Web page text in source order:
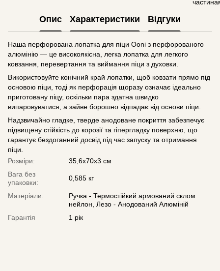
Опис Характеристики Відгуки
Наша перфорована лопатка для піци Ooni з перфорованого
алюмінію — це високоякісна, легка лопатка для легкого
ковзання, перевертання та виймання піци з духовки.
Використовуйте конічний край лопатки, щоб ковзати прямо під
основою піци, тоді як перфорація щоразу означає ідеально
приготовану піцу, оскільки пара здатна швидко
випаровуватися, а зайве борошно відпадає від основи піци.
Надзвичайно гладке, тверде анодоване покриття забезпечує
підвищену стійкість до корозії та гіпергладку поверхню, що
гарантує бездоганний досвід під час запуску та отримання
піци.
Розміри:
35,6х70х3 см
Вага без
упаковки:
0,585 кг
Матеріали:
Ручка - Термостійкий армований склом
нейлон, Лезо - Анодований Алюміній
Гарантія
1 рік